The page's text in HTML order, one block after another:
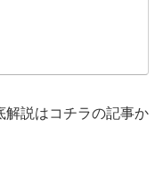
解説はコチラの記事か